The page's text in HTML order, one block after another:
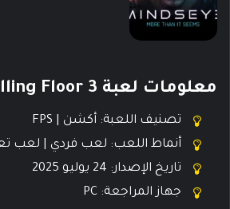
معلومات لعبة Killing Floor 3
تصنيف اللعبة: أكشن | FPS
أنماط اللعب: لعب فردي | لعب
تاريخ الإصدار: 24 يوليو 2025
جهاز المراجعة: PC